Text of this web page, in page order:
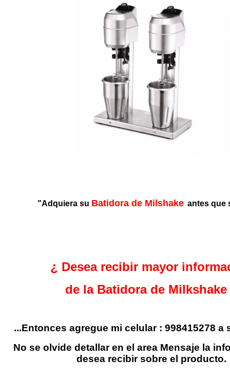
"Adquiera su Batidora de Milshake antes que
¿ Desea recibir mayor
de la Batidora de Milkshake
...Entonces agregue mi celular : 998415278 a
No se olvide detallar en el area Mensaje la
desea recibir sobre el producto.